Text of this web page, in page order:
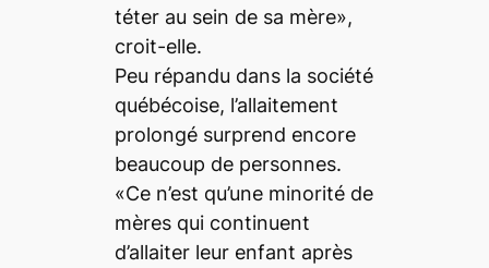
téter au sein de sa mère»,
croit-elle.
Peu répandu dans la société
québécoise, l’allaitement
prolongé surprend encore
beaucoup de personnes.
«Ce n’est qu’une minorité de
mères qui continuent
d’allaiter leur enfant après